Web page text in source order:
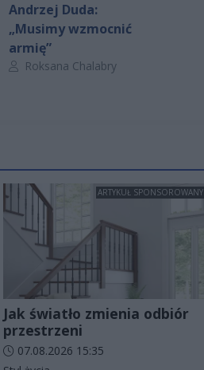
Andrzej Duda:
„Musimy wzmocnić
armię”
Autor artykułu:
Roksana Chalabry
ARTYKUŁ SPONSOROWANY
Jak światło zmienia odbiór
przestrzeni
Data dodania artykułu:
07.08.2026 15:35